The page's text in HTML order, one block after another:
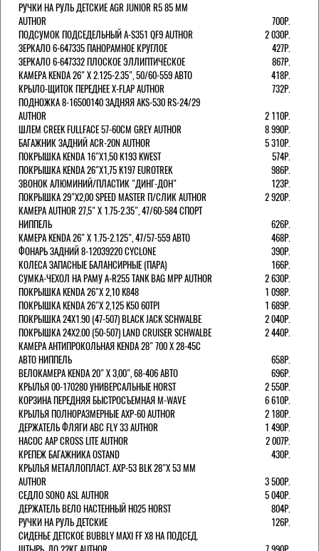
РУЧКИ НА РУЛЬ ДЕТСКИЕ AGR JUNIOR R5 85 ММ
AUTHOR
700Р.
ПОДСУМОК ПОДСЕДЕЛЬНЫЙ A-S351 QF9 AUTHOR
2 030Р.
ЗЕРКАЛО 6-647335 ПАНОРАМНОЕ КРУГЛОЕ
427Р.
ЗЕРКАЛО 6-647332 ПЛОСКОЕ ЭЛЛИПТИЧЕСКОЕ
867Р.
КАМЕРА KENDA 26" Х 2.125-2.35", 50/60-559 АВТО
418Р.
КРЫЛО-ЩИТОК ПЕРЕДНЕЕ X-FLAP AUTHOR
732Р.
ПОДНОЖКА 8-16500140 ЗАДНЯЯ AKS-530 RS-24/29
AUTHOR
2 110Р.
ШЛЕМ CREEK FULLFACE 57-60СМ GREY AUTHOR
8 990Р.
БАГАЖНИК ЗАДНИЙ ACR-20N AUTHOR
5 310Р.
ПОКРЫШКА KENDA 16"Х1,50 K193 KWEST
574Р.
ПОКРЫШКА KENDA 26"Х1,75 K197 EUROTREK
986Р.
ЗВОНОК АЛЮМИНИЙ/ПЛАСТИК "ДИНГ-ДОН"
123Р.
ПОКРЫШКА 29"Х2,00 SPEED MASTER П/СЛИК AUTHOR
2 920Р.
КАМЕРА AUTHOR 27,5" Х 1.75-2.35", 47/60-584 СПОРТ
НИППЕЛЬ
626Р.
КАМЕРА KENDA 26" Х 1.75-2.125", 47/57-559 АВТО
468Р.
ФОНАРЬ ЗАДНИЙ 8-12039220 CYCLONE
390Р.
КОЛЕСА ЗАПАСНЫЕ БАЛАНСИРНЫЕ (ПАРА)
166Р.
CУМКА-ЧЕХОЛ НА РАМУ A-R255 TANK BAG MPP AUTHOR
2 630Р.
ПОКРЫШКА KENDA 26"Х 2,10 K848
1 098Р.
ПОКРЫШКА KENDA 26"Х 2,125 K50 60TPI
1 689Р.
ПОКРЫШКА 24X1.90 (47-507) BLACK JACK SCHWALBE
2 040Р.
ПОКРЫШКА 24X2.00 (50-507) LAND CRUISER SCHWALBE
2 440Р.
КАМЕРА АНТИПРОКОЛЬНАЯ KENDA 28" 700 Х 28-45C
АВТО НИППЕЛЬ
658Р.
ВЕЛОКАМЕРА KENDA 20" Х 3,00", 68-406 АВТО
696Р.
КРЫЛЬЯ 00-170280 УНИВЕРСАЛЬНЫЕ HORST
2 550Р.
КОРЗИНА ПЕРЕДНЯЯ БЫСТРОСЪЕМНАЯ M-WAVE
6 610Р.
КРЫЛЬЯ ПОЛНОРАЗМЕРНЫЕ AXP-60 AUTHOR
2 180Р.
ДЕРЖАТЕЛЬ ФЛЯГИ АВС FLY 33 AUTHOR
1 490Р.
НАСОС AAP CROSS LITE AUTHOR
2 007Р.
КРЕПЕЖ БАГАЖНИКА OSTAND
430Р.
КРЫЛЬЯ МЕТАЛЛОПЛАСТ. AXP-53 BLK 28"Х 53 ММ
AUTHOR
3 500Р.
СЕДЛО SONO ASL AUTHOR
5 040Р.
ДЕРЖАТЕЛЬ ВЕЛО НАСТЕННЫЙ H025 HORST
804Р.
РУЧКИ НА РУЛЬ ДЕТСКИЕ
126Р.
СИДЕНЬЕ ДЕТСКОЕ BUBBLY MAXI FF X8 НА ПОДСЕД.